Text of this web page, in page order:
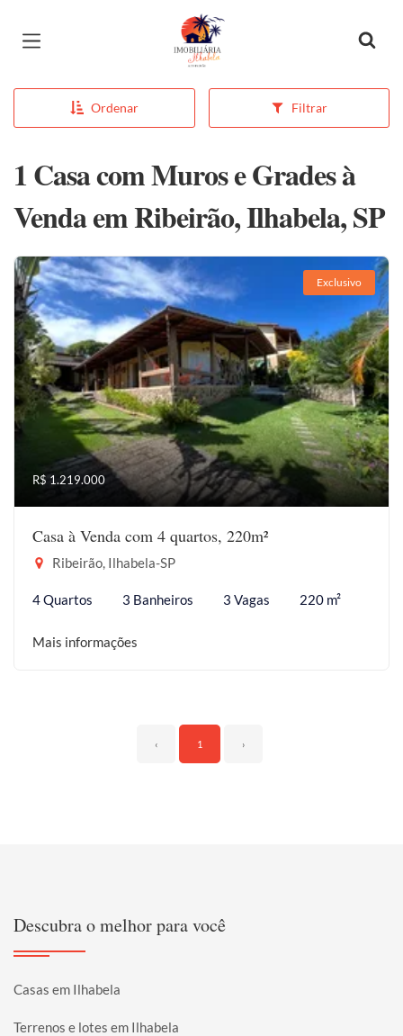
Página inicial
Ordenar Filtrar
1 Casa com Muros e Grades à
Venda em Ribeirão, Ilhabela, SP
Exclusivo
R$ 1.219.000
Casa à Venda com 4 quartos, 220m²
Ribeirão, Ilhabela-SP
4 Quartos 3 Banheiros 3 Vagas 220 m²
Mais informações
‹ 1 ›
Descubra o melhor para você
Casas em Ilhabela
Terrenos e lotes em Ilhabela